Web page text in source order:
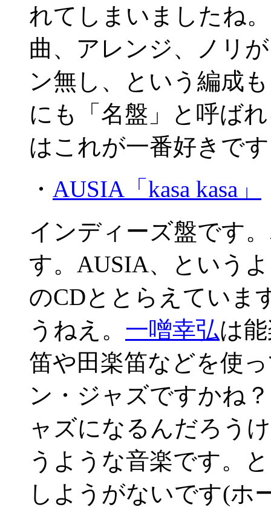
れてしまいましたね
曲、アレンジ、ノリ
ン無し、という編成
にも「名盤」と呼ば
はこれが一番好きで
・ AUSIA「kasa kasa」
インディーズ盤です
す。AUSIA、という
のCDととらえていま
うねえ。 一噌幸弘は
笛や田楽笛などを使
ン・ジャズですかね
ャズになるんだろう
うような音楽です。
しようがないです(ホ